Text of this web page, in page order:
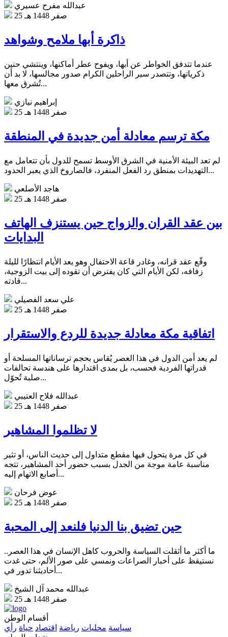
عبدالله مفرح عسيري
25 صفر 1448 هـ
ذاكرة أبها ملامح وشواهد
عندما تتدفق الخواطر عن أبها، ويفوح عطر أماكنها، وينتشي حنين
ذكرياتها، وتتصدر سير الراحلين الكرام صدور مجالسها، لا بد أن
تُشرق معها...
إبراهيم نيازي
25 صفر 1448 هـ
مكة ترسم معادلة أمن جديدة في المنطقة
لم تعد البيئة الأمنية في الشرق الأوسط تسمح للدول بأن تتعامل مع
التهديدات بمنطق رد الفعل المنفرد، فالصاروخ الذي يعبر الحدود...
هاجد الأصلعي
25 صفر 1448 هـ
بين عقد القران والزواج حين يستنزف الهاتف
البدايات
وقّع عقد قرانه، وغادر قاعة الاحتفال وهو يعد الأيام انتظارًا لليلة
زفافه، لكن الأيام التي كان يفترض أن تقوده إلى بيت الزوجية،
قادته...
علي سعد الفصيلي
25 صفر 1448 هـ
اتفاقية مكة معادلة جديدة للردع والاستقرار
لم يعد أمن الدول في هذا العصر يُقاس بحجم ترساناتها المسلحة أو
قدراتها الفردية فحسب، بل بمدى اقتدارها على هندسة تحالفات
صلبة تُحوّل...
عبدالله فلاح العتيبي
25 صفر 1448 هـ
لا تظلموا المشاهير
في كل مرة يتحول فيها مقطع متداول إلى حديث الناس، أو تثير
مناسبة عامة موجة من الجدل بسبب حضور أحد المشاهير، تتجه
أصابع الاتهام إليه...
عوض فرحان
25 صفر 1448 هـ
حين تضيق بنا الدنيا فلنعد إلى المحبة
ما أكثر ما أثقلت السياسة والحروب كاهل الإنسان في هذا العصر..
نستيقظ على أخبار الصراعات ونمسي على صور الألم، حتى غدت
أحاديثنا تدور في...
عبدالله محمد آل الشيخ
25 صفر 1448 هـ
أقسام الوطن
سياسة محليات رياضة اقتصاد حياة رأي